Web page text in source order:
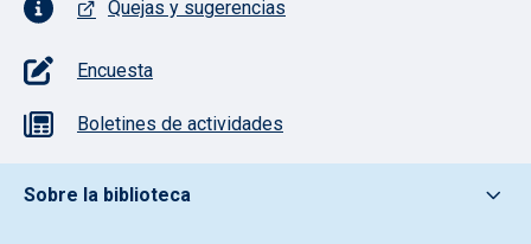
Quejas y sugerencias
Encuesta
Boletines de actividades
Pie de pagina información
Sobre la biblioteca